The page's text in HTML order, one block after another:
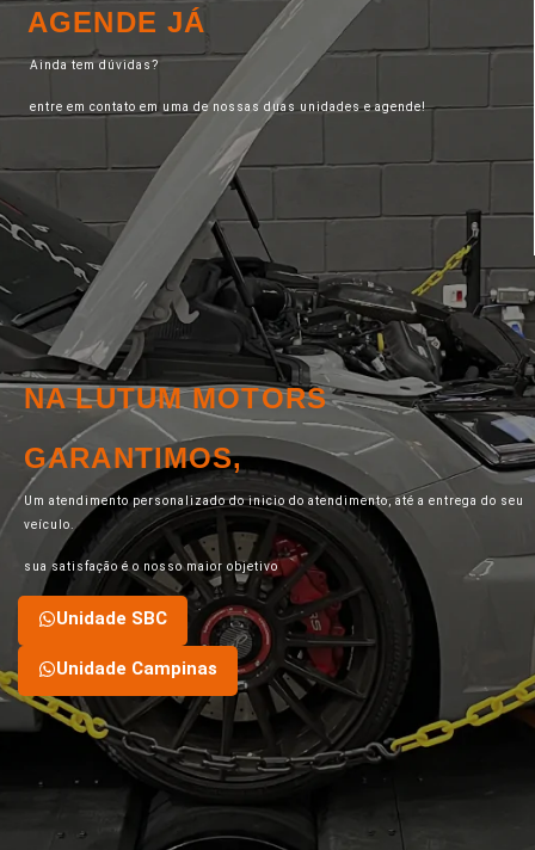
AGENDE JÁ
Ainda tem dúvidas?
entre em contato em uma de nossas duas unidades e agende!
NA LUTUM MOTORS
GARANTIMOS,
Um atendimento personalizado do inicio do atendimento, até a entrega do seu
veículo.
sua satisfação é o nosso maior objetivo
Unidade SBC
Unidade Campinas